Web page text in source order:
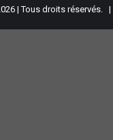
| Tous droits réservés. |